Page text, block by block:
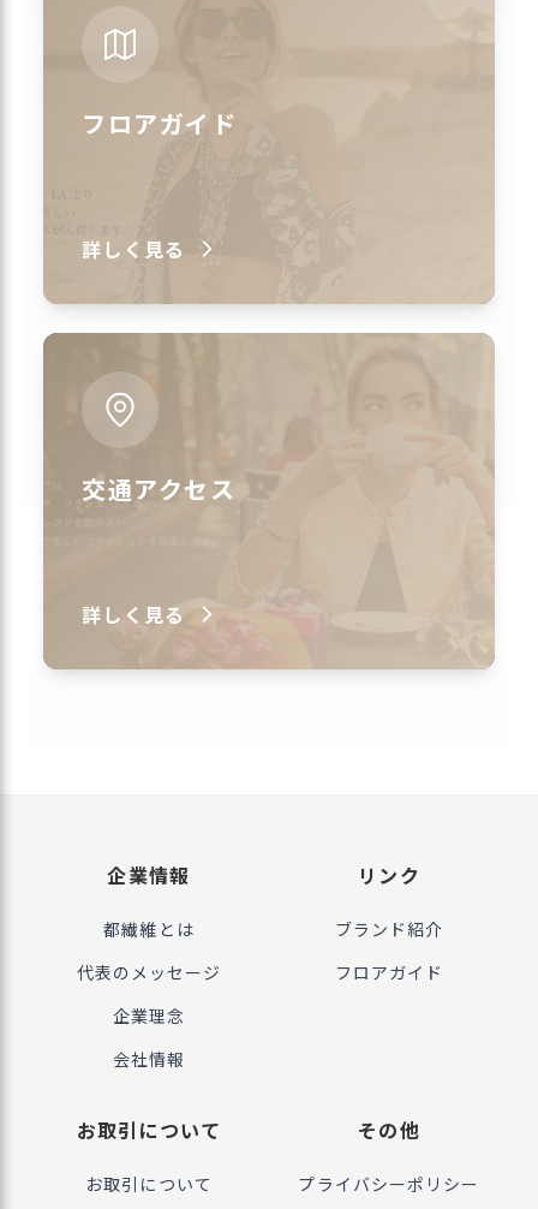
フロアガイド
詳しく見る
交通アクセス
詳しく見る
企業情報
都繊維とは
代表のメッセージ
企業理念
会社情報
リンク
ブランド紹介
フロアガイド
お取引について
お取引について
その他
プライバシーポリシー